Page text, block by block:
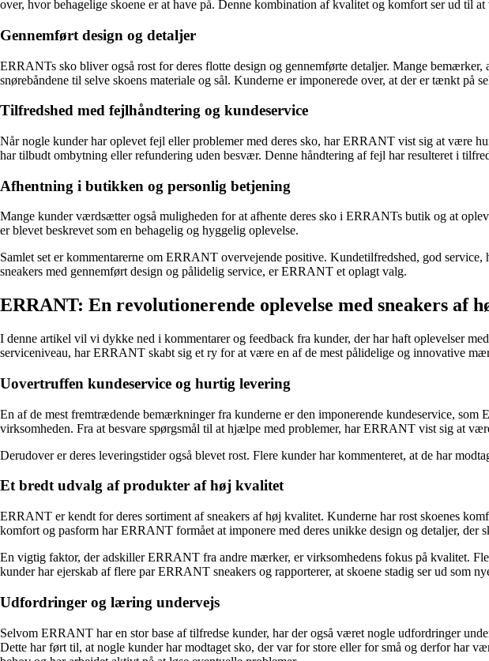
over, hvor behagelige skoene er at have på. Denne kombination af kvalitet og komfort ser ud til
Gennemført design og detaljer
ERRANTs sko bliver også rost for deres flotte design og gennemførte detaljer. Mange
snørebåndene til selve skoens materiale og sål. Kunderne er imponerede over, at der er tænkt på
Tilfredshed med fejlhåndtering og kundeservice
Når nogle kunder har oplevet fejl eller problemer med deres sko, har ERRANT vist sig at være
har tilbudt ombytning eller refundering uden besvær. Denne håndtering af fejl har resulteret i
Afhentning i butikken og personlig betjening
Mange kunder værdsætter også muligheden for at afhente deres sko i ERRANTs butik og at
er blevet beskrevet som en behagelig og hyggelig oplevelse.
Samlet set er kommentarerne om ERRANT overvejende positive. Kundetilfredshed, god
sneakers med gennemført design og pålidelig service, er ERRANT et oplagt valg.
ERRANT: En revolutionerende oplevelse med sneakers af
I denne artikel vil vi dykke ned i kommentarer og feedback fra kunder, der har haft oplevelser
serviceniveau, har ERRANT skabt sig et ry for at være en af de mest pålidelige og innovative
Uovertruffen kundeservice og hurtig levering
En af de mest fremtrædende bemærkninger fra kunderne er den imponerende kundeservice,
virksomheden. Fra at besvare spørgsmål til at hjælpe med problemer, har ERRANT vist sig at
Derudover er deres leveringstider også blevet rost. Flere kunder har kommenteret, at de har
Et bredt udvalg af produkter af høj kvalitet
ERRANT er kendt for deres sortiment af sneakers af høj kvalitet. Kunderne har rost skoenes
komfort og pasform har ERRANT formået at imponere med deres unikke design og detaljer, der
En vigtig faktor, der adskiller ERRANT fra andre mærker, er virksomhedens fokus på kvalitet.
kunder har ejerskab af flere par ERRANT sneakers og rapporterer, at skoene stadig ser ud som
Udfordringer og læring undervejs
Selvom ERRANT har en stor base af tilfredse kunder, har der også været nogle udfordringer
Dette har ført til, at nogle kunder har modtaget sko, der var for store eller for små og derfor har